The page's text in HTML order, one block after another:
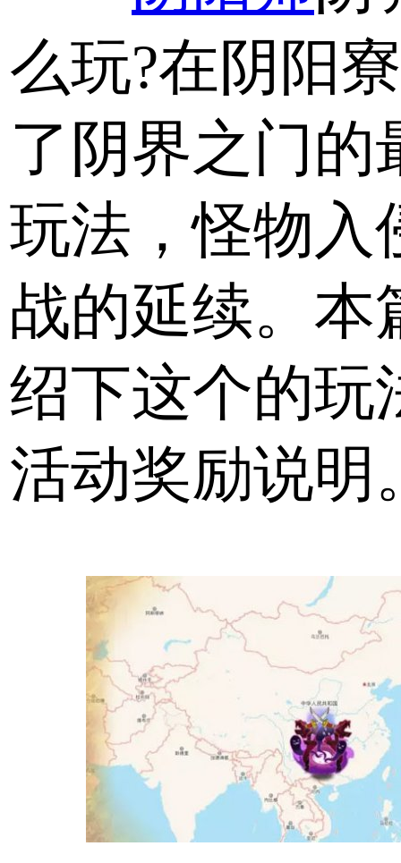
么玩?在阴阳
了阴界之门的
玩法，怪物入
战的延续。本
绍下这个的玩
活动奖励说明